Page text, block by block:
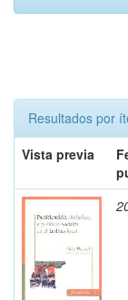
Resultados por
Vista previa